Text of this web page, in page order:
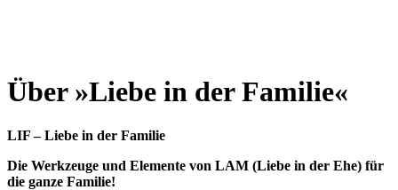
Über »Liebe in der Familie«
LIF – Liebe in der Familie
Die Werkzeuge und Elemente von LAM (Liebe in der Ehe) für
die ganze Familie!